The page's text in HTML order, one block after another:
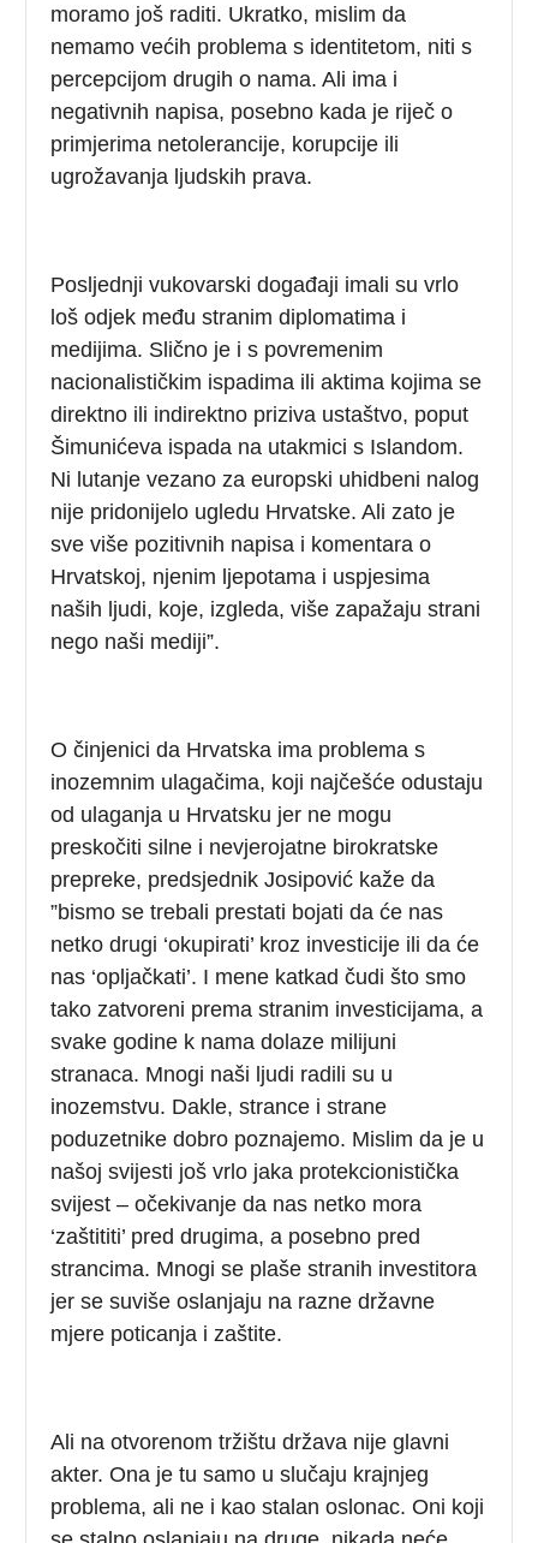
moramo još raditi. Ukratko, mislim da
nemamo većih problema s identitetom, niti s
percepcijom drugih o nama. Ali ima i
negativnih napisa, posebno kada je riječ o
primjerima netolerancije, korupcije ili
ugrožavanja ljudskih prava.
Posljednji vukovarski događaji imali su vrlo
loš odjek među stranim diplomatima i
medijima. Slično je i s povremenim
nacionalističkim ispadima ili aktima kojima se
direktno ili indirektno priziva ustaštvo, poput
Šimunićeva ispada na utakmici s Islandom.
Ni lutanje vezano za europski uhidbeni nalog
nije pridonijelo ugledu Hrvatske. Ali zato je
sve više pozitivnih napisa i komentara o
Hrvatskoj, njenim ljepotama i uspjesima
naših ljudi, koje, izgleda, više zapažaju strani
nego naši mediji”.
O činjenici da Hrvatska ima problema s
inozemnim ulagačima, koji najčešće odustaju
od ulaganja u Hrvatsku jer ne mogu
preskočiti silne i nevjerojatne birokratske
prepreke, predsjednik Josipović kaže da
”bismo se trebali prestati bojati da će nas
netko drugi ‘okupirati’ kroz investicije ili da će
nas ‘opljačkati’. I mene katkad čudi što smo
tako zatvoreni prema stranim investicijama, a
svake godine k nama dolaze milijuni
stranaca. Mnogi naši ljudi radili su u
inozemstvu. Dakle, strance i strane
poduzetnike dobro poznajemo. Mislim da je u
našoj svijesti još vrlo jaka protekcionistička
svijest – očekivanje da nas netko mora
‘zaštititi’ pred drugima, a posebno pred
strancima. Mnogi se plaše stranih investitora
jer se suviše oslanjaju na razne državne
mjere poticanja i zaštite.
Ali na otvorenom tržištu država nije glavni
akter. Ona je tu samo u slučaju krajnjeg
problema, ali ne i kao stalan oslonac. Oni koji